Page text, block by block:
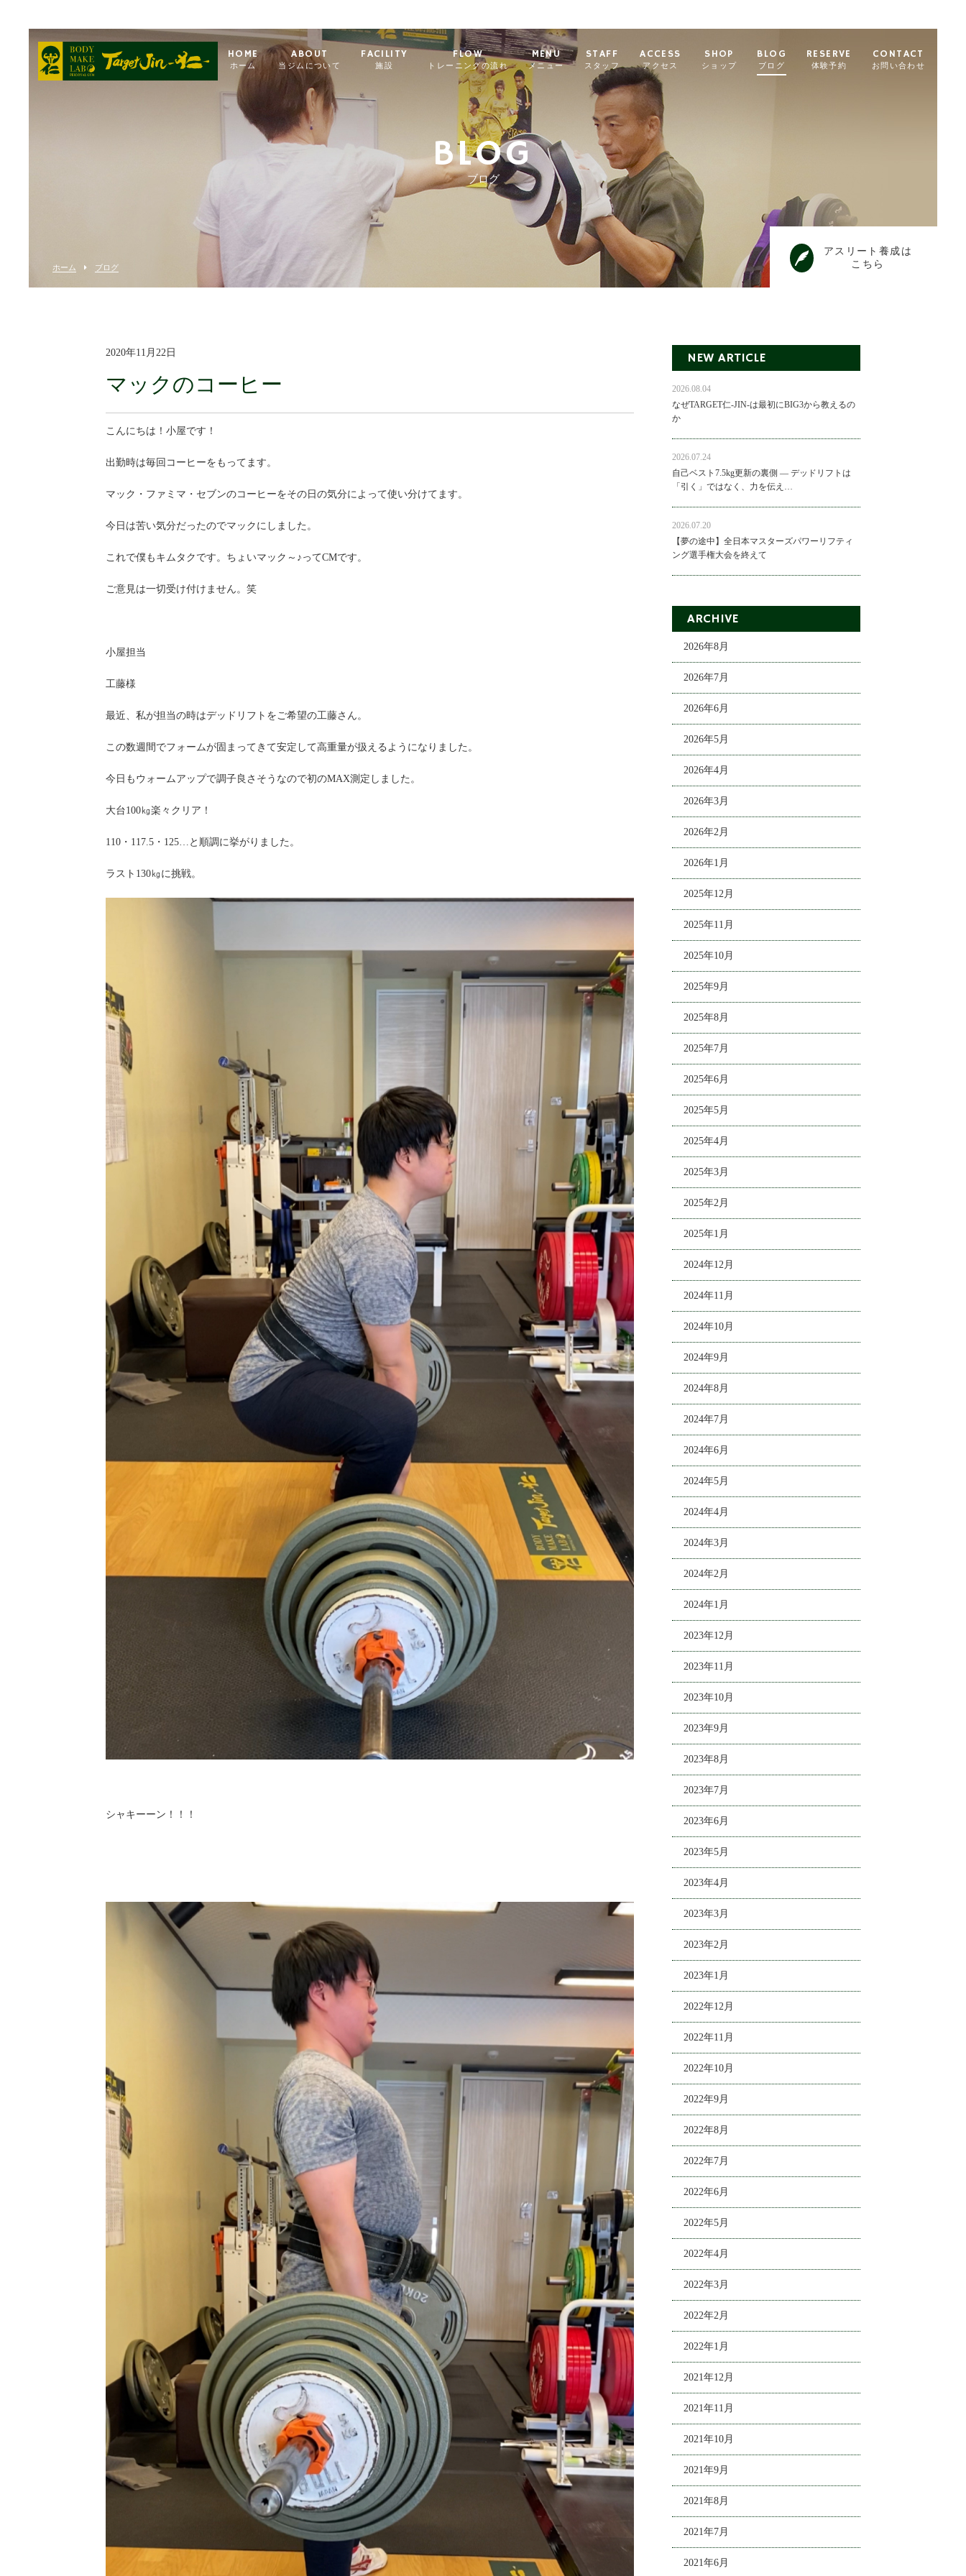
HOME
ホーム
ABOUT
当ジムについて
FACILITY
施設
FLOW
トレーニングの流れ
MENU
メニュー
STAFF
スタッフ
ACCESS
アクセス
SHOP
ショップ
BLOG
ブログ
RESERVE
体験予約
CONTACT
お問い合わせ
BLOG
ブログ
ホーム ブログ
アスリート養成は
こちら
2020年11月22日
マックのコーヒー
こんにちは！小屋です！
出勤時は毎回コーヒーをもってます。
マック・ファミマ・セブンのコーヒーをその日の気分によって使い分けてます。
今日は苦い気分だったのでマックにしました。
これで僕もキムタクです。ちょいマック～♪ってCMです。
ご意見は一切受け付けません。笑
小屋担当
工藤様
最近、私が担当の時はデッドリフトをご希望の工藤さん。
この数週間でフォームが固まってきて安定して高重量が扱えるようになりました。
今日もウォームアップで調子良さそうなので初のMAX測定しました。
大台100㎏楽々クリア！
110・117.5・125…と順調に挙がりました。
ラスト130㎏に挑戦。
シャキーーン！！！
NEW ARTICLE
2026.08.04
なぜTARGET仁-JIN-は最初にBIG3から教えるの
か
2026.07.24
自己ベスト7.5kg更新の裏側 ― デッドリフトは
「引く」ではなく、力を伝え…
2026.07.20
【夢の途中】全日本マスターズパワーリフティ
ング選手権大会を終えて
ARCHIVE
2026年8月
2026年7月
2026年6月
2026年5月
2026年4月
2026年3月
2026年2月
2026年1月
2025年12月
2025年11月
2025年10月
2025年9月
2025年8月
2025年7月
2025年6月
2025年5月
2025年4月
2025年3月
2025年2月
2025年1月
2024年12月
2024年11月
2024年10月
2024年9月
2024年8月
2024年7月
2024年6月
2024年5月
2024年4月
2024年3月
2024年2月
2024年1月
2023年12月
2023年11月
2023年10月
2023年9月
2023年8月
2023年7月
2023年6月
2023年5月
2023年4月
2023年3月
2023年2月
2023年1月
2022年12月
2022年11月
2022年10月
2022年9月
2022年8月
2022年7月
2022年6月
2022年5月
2022年4月
2022年3月
2022年2月
2022年1月
2021年12月
2021年11月
2021年10月
2021年9月
2021年8月
2021年7月
2021年6月